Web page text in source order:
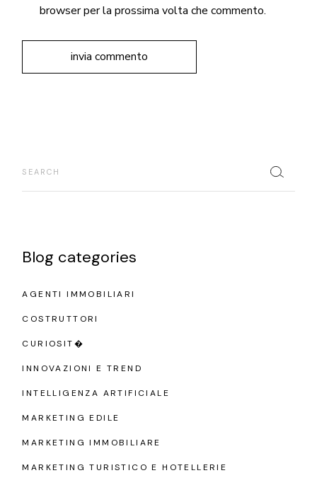
browser per la prossima volta che commento.
invia commento
Blog categories
AGENTI IMMOBILIARI
COSTRUTTORI
CURIOSIT�
INNOVAZIONI E TREND
INTELLIGENZA ARTIFICIALE
MARKETING EDILE
MARKETING IMMOBILIARE
MARKETING TURISTICO E HOTELLERIE